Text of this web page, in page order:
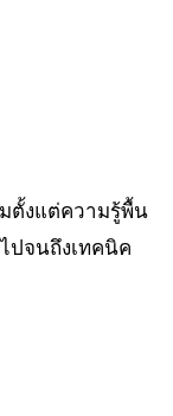
ตั้งแต่ความรู้พื้น
ปจนถึงเทคนิค